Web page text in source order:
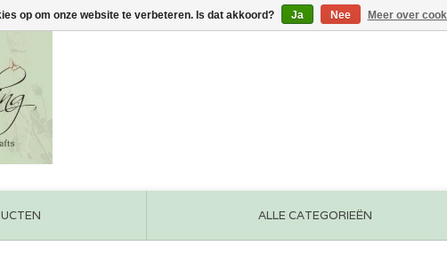
ALLE CATEGORIEËN
op om onze website te verbeteren. Is dat akkoord? Ja Nee Meer over